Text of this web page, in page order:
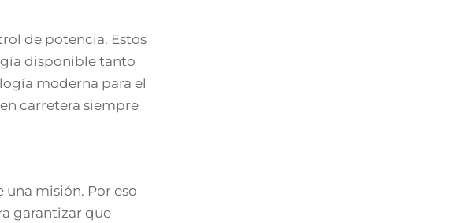
de potencia. Estos
disponible tanto
moderna para el
carretera siempre
misión. Por eso
garantizar que